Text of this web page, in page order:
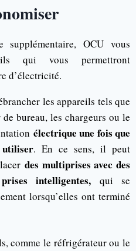
supplémentaire, OCU vous
qui vous permettront
d’électricité.
les appareils tels que
bureau, les chargeurs ou le
électrique une fois que
. En ce sens, il peut
des multiprises avec des
intelligentes,qui se
lorsqu’elles ont terminé
comme le réfrigérateur ou le